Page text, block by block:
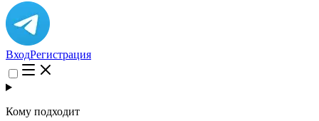
ВходРегистрация
Кому подходит